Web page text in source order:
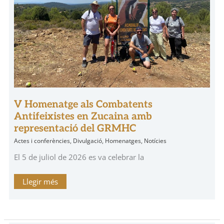
V Homenatge als Combatents
Antifeixistes en Zucaina amb
representació del GRMHC
Actes i conferències, Divulgació, Homenatges, Notícies
El 5 de juliol de 2026 es va celebrar la
del
GRMHC
Llegir més